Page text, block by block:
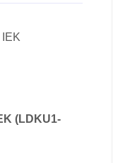
(LDKU1-